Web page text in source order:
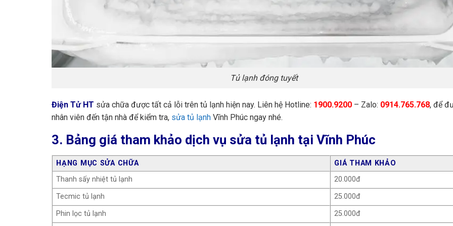
Tủ lạnh đóng tuyết
Điện Tử HT sửa chữa được tất cả lỗi trên tủ lạnh hiện nay. Liên hệ Hotline: 1900.9200 – Zalo: 0914.765.768, để
nhân viên đến tận nhà để kiểm tra, sửa tủ lạnh Vĩnh Phúc ngay nhé.
3. Bảng giá tham khảo dịch vụ sửa tủ lạnh tại Vĩnh Phúc
HẠNG MỤC SỬA CHỮA
GIÁ THAM KHẢO
Thanh sấy nhiệt tủ lạnh
20.000đ
Tecmic tủ lạnh
25.000đ
Phin lọc tủ lạnh
25.000đ